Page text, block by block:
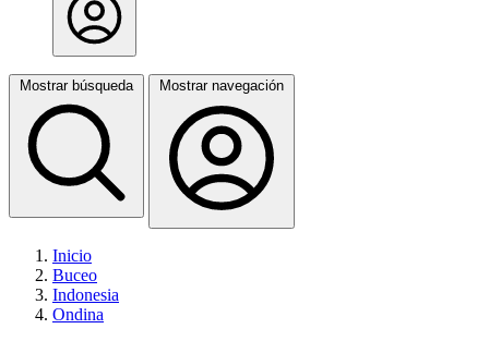
Mostrar búsqueda Mostrar navegación
Inicio
Buceo
Indonesia
Ondina